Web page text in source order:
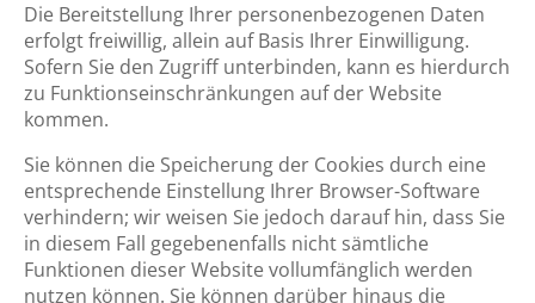
Die Bereitstellung Ihrer personenbezogenen Daten
erfolgt freiwillig, allein auf Basis Ihrer Einwilligung.
Sofern Sie den Zugriff unterbinden, kann es hierdurch
zu Funktionseinschränkungen auf der Website
kommen.
Sie können die Speicherung der Cookies durch eine
entsprechende Einstellung Ihrer Browser-Software
verhindern; wir weisen Sie jedoch darauf hin, dass Sie
in diesem Fall gegebenenfalls nicht sämtliche
Funktionen dieser Website vollumfänglich werden
nutzen können. Sie können darüber hinaus die